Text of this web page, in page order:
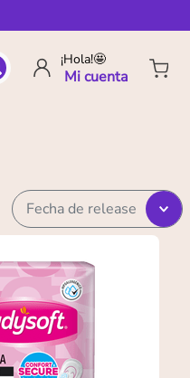
¡Hola!🤩
Fecha de release